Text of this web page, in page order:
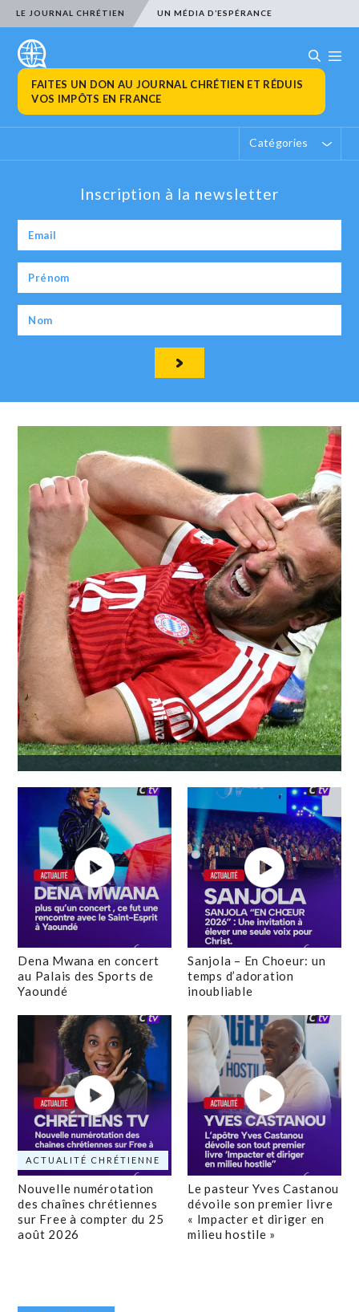
LE JOURNAL CHRÉTIEN UN MÉDIA D’ESPÉRANCE
FAITES UN DON AU JOURNAL CHRÉTIEN ET RÉDUIS
VOS IMPÔTS EN FRANCE
Catégories
Inscription à la newsletter
Dena Mwana en concert
au Palais des Sports de
Yaoundé
Sanjola – En Choeur: un
temps d’adoration
inoubliable
ACTUALITÉ CHRÉTIENNE
Nouvelle numérotation
des chaînes chrétiennes
sur Free à compter du 25
août 2026
Le pasteur Yves Castanou
dévoile son premier livre
« Impacter et diriger en
milieu hostile »